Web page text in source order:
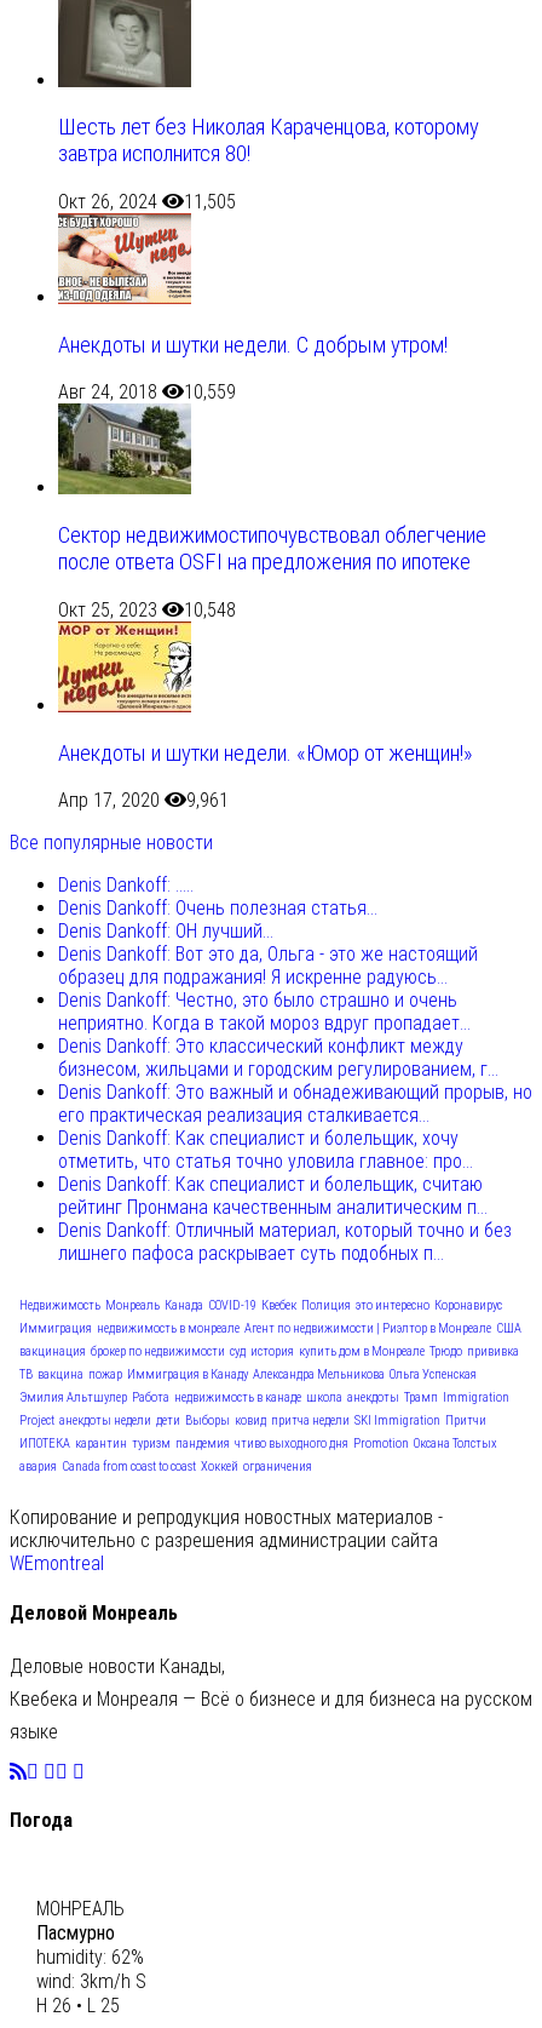
Шесть лет без Николая Караченцова, которому
завтра исполнится 80!
Окт 26, 2024 11,505
Анекдоты и шутки недели. С добрым утром!
Авг 24, 2018 10,559
Сектор недвижимостипочувствовал облегчение
после ответа OSFI на предложения по ипотеке
Окт 25, 2023 10,548
Анекдоты и шутки недели. «Юмор от женщин!»
Апр 17, 2020
9,961
Все популярные новости
Denis Dankoff: .....
Denis Dankoff: Очень полезная статья...
Denis Dankoff: ОН лучший...
Denis Dankoff: Вот это да, Ольга - это же настоящий
образец для подражания! Я искренне радуюсь...
Denis Dankoff: Честно, это было страшно и очень
неприятно. Когда в такой мороз вдруг пропадает...
Denis Dankoff: Это классический конфликт между
бизнесом, жильцами и городским регулированием, г...
Denis Dankoff: Это важный и обнадеживающий прорыв, но
его практическая реализация сталкивается...
Denis Dankoff: Как специалист и болельщик, хочу
отметить, что статья точно уловила главное: про...
Denis Dankoff: Как специалист и болельщик, считаю
рейтинг Пронмана качественным аналитическим п...
Denis Dankoff: Отличный материал, который точно и без
лишнего пафоса раскрывает суть подобных п...
Недвижимость Монреаль Канада COVID-19 Квебек Полиция это интересно Коронавирус
Иммиграция недвижимость в монреале Агент по недвижимости | Риэлтор в Монреале США
вакцинация брокер по недвижимости суд история купить дом в Монреале Трюдо прививка
ТВ вакцина пожар Иммиграция в Канаду Александра Мельникова Ольга Успенская
Эмилия Альтшулер Работа недвижимость в канаде школа анекдоты Трамп
Immigration
Project анекдоты недели дети Выборы ковид притча недели SKI Immigration Притчи
ИПОТЕКА карантин туризм пандемия чтиво выходного дня Promotion Оксана Толстых
авария Canada from coast to coast Хоккей ограничения
Копирование и репродукция новостных материалов -
исключительно с разрешения администрации сайта
WEmontreal
Деловой Монреаль
Деловые новости Канады,
Квебека и Монреаля — Всё о бизнесе и для бизнеса на русском
языке
Погода
МОНРЕАЛЬ
Пасмурно
humidity: 62%
wind: 3km/h S
H 26 • L 25